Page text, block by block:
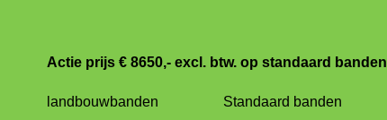
Actie prijs € 8650,- excl. btw. op standaard banden
landbouwbanden Standaard banden